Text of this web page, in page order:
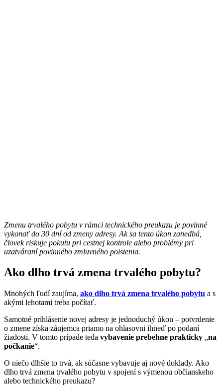
Zmenu trvalého pobytu v rámci technického preukazu je povinné
vykonať do 30 dní od zmeny adresy. Ak sa tento úkon zanedbá,
človek riskuje pokutu pri cestnej kontrole alebo problémy pri
uzatváraní povinného zmluvného poistenia.
Ako dlho trvá zmena trvalého pobytu?
Mnohých ľudí zaujíma, ako dlho trvá zmena trvalého pobytu a s
akými lehotami treba počítať.
Samotné prihlásenie novej adresy je jednoduchý úkon – potvrdenie
o zmene získa záujemca priamo na ohlasovni ihneď po podaní
žiadosti. V tomto prípade teda vybavenie prebehne prakticky „na
počkanie“.
O niečo dlhšie to trvá, ak súčasne vybavuje aj nové doklady. Ako
dlho trvá zmena trvalého pobytu v spojení s výmenou občianskeho
alebo technického preukazu?